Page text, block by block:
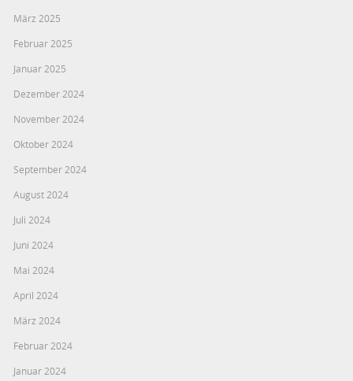
März 2025
Februar 2025
Januar 2025
Dezember 2024
November 2024
Oktober 2024
September 2024
August 2024
Juli 2024
Juni 2024
Mai 2024
April 2024
März 2024
Februar 2024
Januar 2024